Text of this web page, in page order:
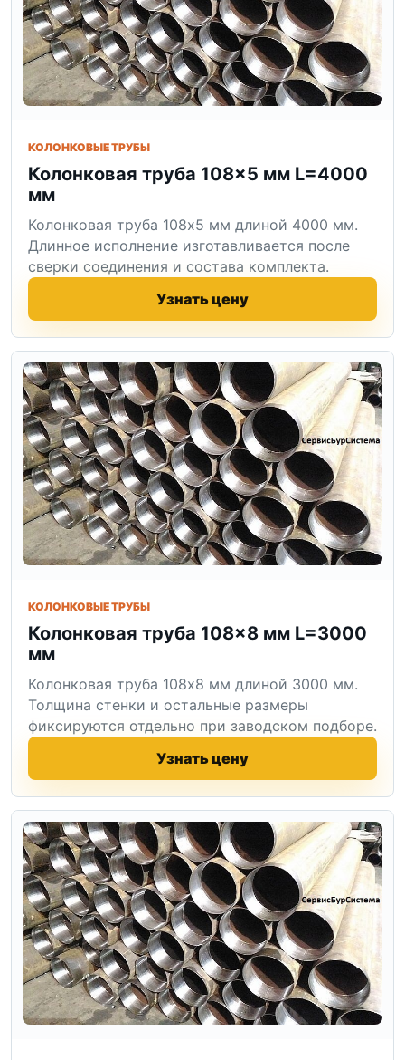
КОЛОНКОВЫЕ ТРУБЫ
Колонковая труба 108×5 мм L=4000
мм
Колонковая труба 108x5 мм длиной 4000 мм.
Длинное исполнение изготавливается после
сверки соединения и состава комплекта.
Узнать цену
КОЛОНКОВЫЕ ТРУБЫ
Колонковая труба 108×8 мм L=3000
мм
Колонковая труба 108x8 мм длиной 3000 мм.
Толщина стенки и остальные размеры
фиксируются отдельно при заводском подборе.
Узнать цену